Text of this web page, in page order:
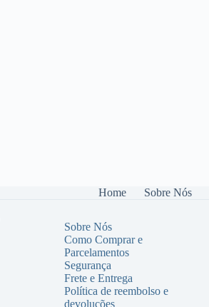
Home Sobre Nós
Sobre Nós
Como Comprar e
Parcelamentos
Segurança
Frete e Entrega
Política de reembolso e
devoluções